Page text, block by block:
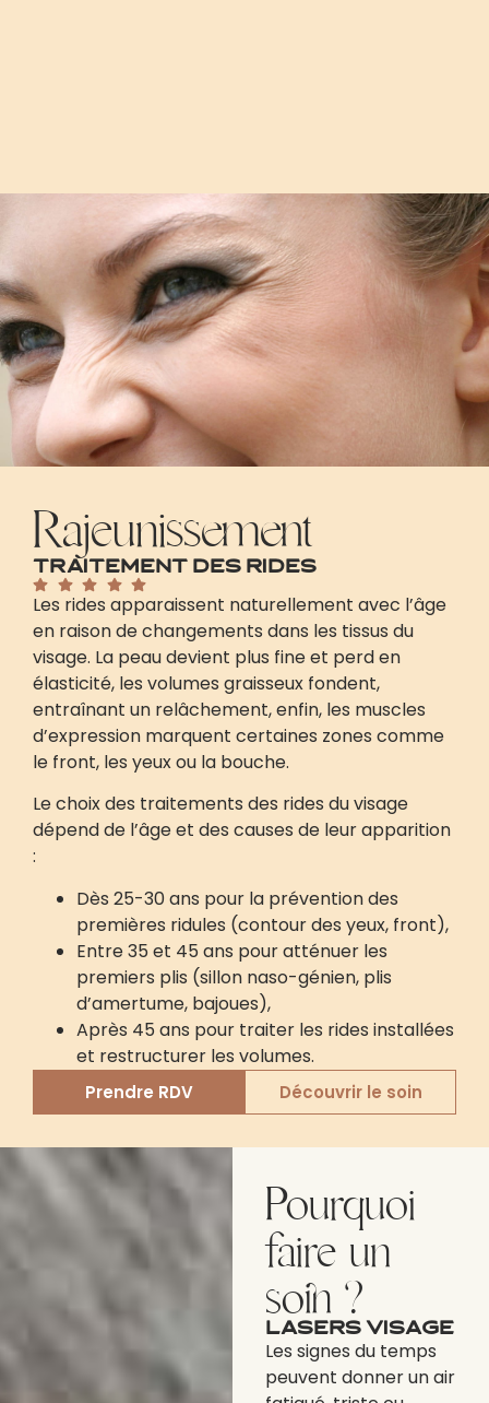
Rajeunissement
Traitement des rides
Les rides apparaissent naturellement avec l’âge
en raison de changements dans les tissus du
visage. La peau devient plus fine et perd en
élasticité, les volumes graisseux fondent,
entraînant un relâchement, enfin, les muscles
d’expression marquent certaines zones comme
le front, les yeux ou la bouche.
Le choix des traitements des rides du visage
dépend de l’âge et des causes de leur apparition
:
Dès 25-30 ans pour la prévention des
premières ridules (contour des yeux, front),
Entre 35 et 45 ans pour atténuer les
premiers plis (sillon naso-génien, plis
d’amertume, bajoues),
Après 45 ans pour traiter les rides installées
et restructurer les volumes.
Prendre RDV Découvrir le soin
Pourquoi
faire un
soin ?
Lasers visage
Les signes du temps
peuvent donner un air